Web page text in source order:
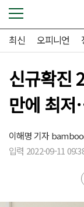
최신 오피니언
신규확진
만에 최
이해명 기자
입력 2022-09-11